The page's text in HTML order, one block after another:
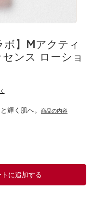
ボ】Mアクティ
ンス ローショ
輝く肌へ。​ 商品の内容
トに追加する